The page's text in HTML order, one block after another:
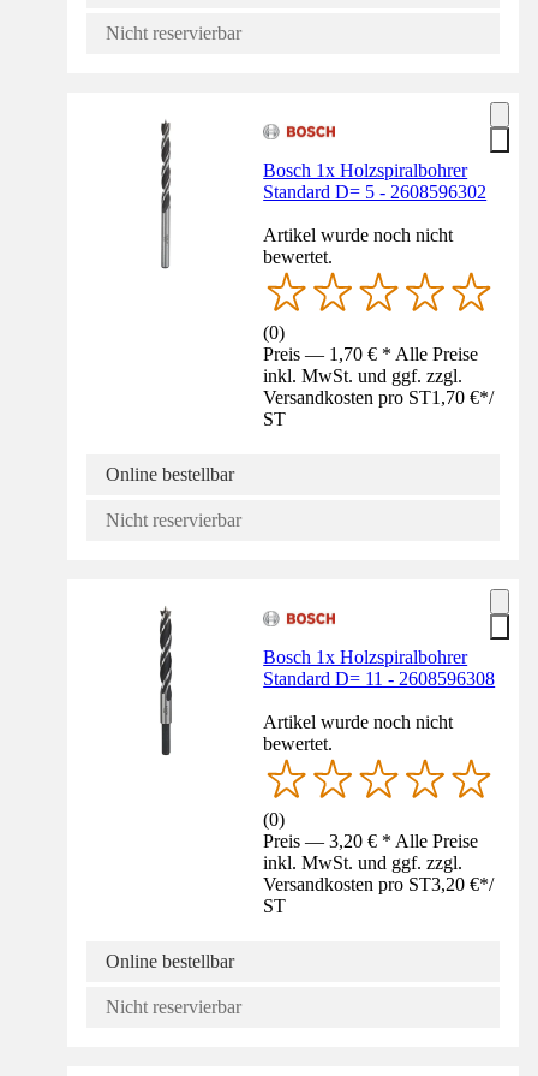
Nicht reservierbar
Bosch 1x Holzspiralbohrer
Standard D= 5 - 2608596302
Artikel wurde noch nicht
bewertet.
(0)
Preis — 1,70 € * Alle Preise
inkl. MwSt. und ggf. zzgl.
Versandkosten pro ST1,70 €*/
ST
Online bestellbar
Nicht reservierbar
Bosch 1x Holzspiralbohrer
Standard D= 11 - 2608596308
Artikel wurde noch nicht
bewertet.
(0)
Preis — 3,20 € * Alle Preise
inkl. MwSt. und ggf. zzgl.
Versandkosten pro ST3,20 €*/
ST
Online bestellbar
Nicht reservierbar